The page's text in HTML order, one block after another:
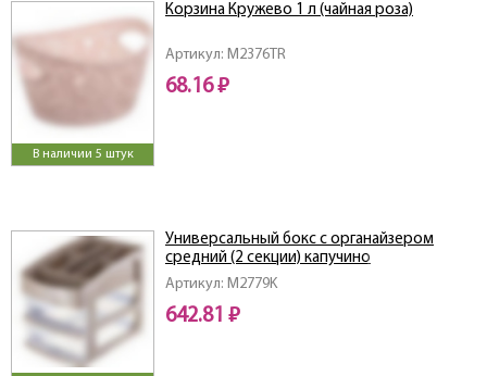
В наличии 5 штук
Артикул: M2376TR
Корзина Кружево 1 л (чайная роза)
68.16 ₽
Артикул: M2779K
Универсальный бокс с органайзером
средний (2 секции) капучино
642.81 ₽